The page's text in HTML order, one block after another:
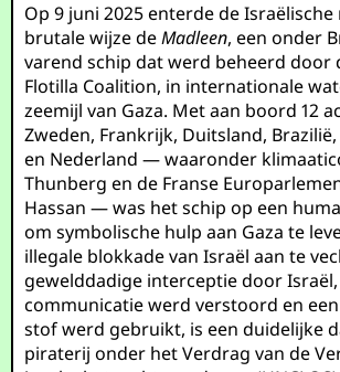
Op 9 juni 2025 enterde de
brutale wijze deMadleen, een onder
varend schip dat werd beheerd door
Flotilla Coalition, in internationale
zeemijl van Gaza. Met aan boord 12
Zweden, Frankrijk, Duitsland,
en Nederland — waaronder
Thunberg en de Franse
Hassan — was het schip op een
om symbolische hulp aan Gaza te
illegale blokkade van Israël aan te
gewelddadige interceptie door
communicatie werd verstoord en
stof werd gebruikt, is een duidelijke
piraterij onder het Verdrag van de